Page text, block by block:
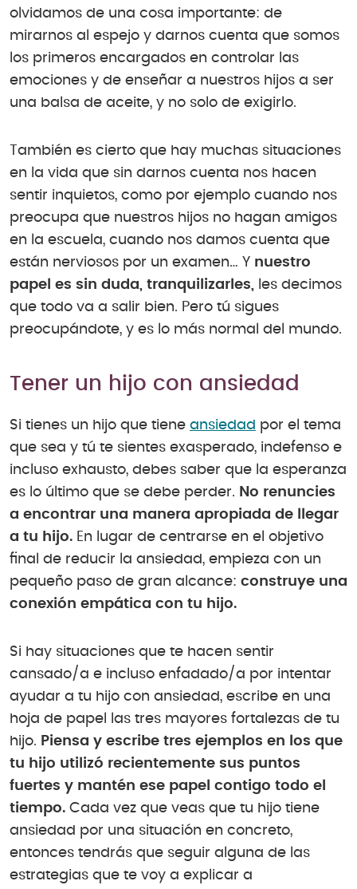
olvidamos de una cosa importante: de
mirarnos al espejo y darnos cuenta que somos
los primeros encargados en controlar las
emociones y de enseñar a nuestros hijos a ser
una balsa de aceite, y no solo de exigirlo.
También es cierto que hay muchas situaciones
en la vida que sin darnos cuenta nos hacen
sentir inquietos, como por ejemplo cuando nos
preocupa que nuestros hijos no hagan amigos
en la escuela, cuando nos damos cuenta que
están nerviosos por un examen… Y nuestro
papel es sin duda, tranquilizarles, les decimos
que todo va a salir bien. Pero tú sigues
preocupándote, y es lo más normal del mundo.
Tener un hijo con ansiedad
Si tienes un hijo que tiene ansiedad por el tema
que sea y tú te sientes exasperado, indefenso e
incluso exhausto, debes saber que la esperanza
es lo último que se debe perder. No renuncies
a encontrar una manera apropiada de llegar
a tu hijo. En lugar de centrarse en el objetivo
final de reducir la ansiedad, empieza con un
pequeño paso de gran alcance: construye una
conexión empática con tu hijo.
Si hay situaciones que te hacen sentir
cansado/a e incluso enfadado/a por intentar
ayudar a tu hijo con ansiedad, escribe en una
hoja de papel las tres mayores fortalezas de tu
hijo. Piensa y escribe tres ejemplos en los que
tu hijo utilizó recientemente sus puntos
fuertes y mantén ese papel contigo todo el
tiempo. Cada vez que veas que tu hijo tiene
ansiedad por una situación en concreto,
entonces tendrás que seguir alguna de las
estrategias que te voy a explicar a